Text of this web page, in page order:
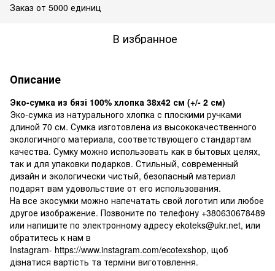
Заказ от 5000 единиц
В избранное
Описание
Эко-сумка из бязі 100% хлопка 38х42 см (+/- 2 см)
Эко-сумка из натурального хлопка с плоскими ручками
длиной 70 см. Сумка изготовлена из высококачественного
экологичного материала, соответствующего стандартам
качества. Сумку можно использовать как в бытовых целях,
так и для упаковки подарков. Стильный, современный
дизайн и экологически чистый, безопасный материал
подарят вам удовольствие от его использования.
На все экосумки можно напечатать свой логотип или любое
другое изображение. Позвоните по телефону +380630678489
или напишите по электронному адресу ekoteks@ukr.net, или
обратитесь к нам в
Instagram- https://www.instagram.com/ecotexshop, щоб
дізнатися вартість та терміни виготовлення.